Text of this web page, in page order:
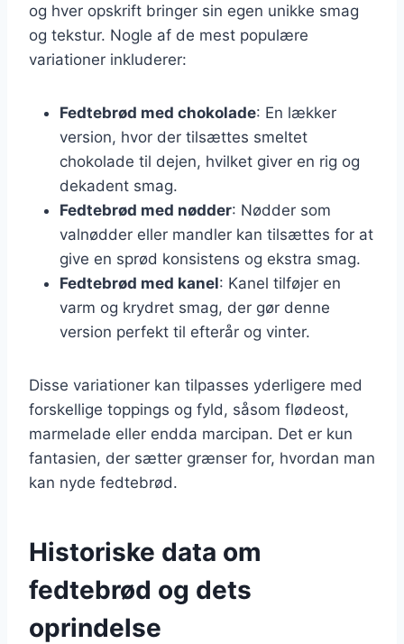
og hver opskrift bringer sin egen unikke smag
og tekstur. Nogle af de mest populære
variationer inkluderer:
Fedtebrød med chokolade: En lækker
version, hvor der tilsættes smeltet
chokolade til dejen, hvilket giver en rig og
dekadent smag.
Fedtebrød med nødder: Nødder som
valnødder eller mandler kan tilsættes for at
give en sprød konsistens og ekstra smag.
Fedtebrød med kanel: Kanel tilføjer en
varm og krydret smag, der gør denne
version perfekt til efterår og vinter.
Disse variationer kan tilpasses yderligere med
forskellige toppings og fyld, såsom flødeost,
marmelade eller endda marcipan. Det er kun
fantasien, der sætter grænser for, hvordan man
kan nyde fedtebrød.
Historiske data om
fedtebrød og dets
oprindelse